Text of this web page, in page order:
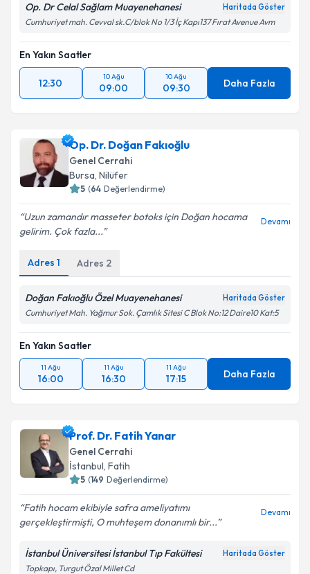
Op. Dr Celal Sağlam Muayenehanesi Haritada Göster
Cumhuriyet mah. Cevval sk.C/blok No 1/3 İç Kapı137 Fırat Avenue Avm
En Yakın Saatler
12:30
10 Ağu
09:00
10 Ağu
09:30 Daha Fazla
Op. Dr. Doğan Fakıoğlu
Genel Cerrahi
Bursa, Nilüfer
5 (64 Değerlendirme)
Uzun zamandır masseter botoks için Doğan hocama
gelirim. Çok fazla...
Devamı
Adres 1 Adres 2
Doğan Fakıoğlu Özel Muayenehanesi Haritada Göster
Cumhuriyet Mah. Yağmur Sok. Çamlık Sitesi C Blok No:12 Daire10 Kat:5
En Yakın Saatler
11 Ağu
16:00
11 Ağu
16:30
11 Ağu
17:15 Daha Fazla
Prof. Dr. Fatih Yanar
Genel Cerrahi
İstanbul, Fatih
5 (149 Değerlendirme)
Fatih hocam ekibiyle safra ameliyatımı
gerçekleştirmişti, O muhteşem donanımlı bir...
Devamı
İstanbul Üniversitesi İstanbul Tıp Fakültesi Haritada Göster
Topkapı, Turgut Özal Millet Cd